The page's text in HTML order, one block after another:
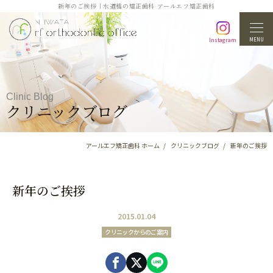
新年のご挨拶｜水道橋の矯正歯科 アールエフ矯正歯科
Instagram MENU
Clinic Blog
クリニックブログ
アールエフ矯正歯科 ホーム クリニックブログ 新年のご挨拶
新年のご挨拶
2015.01.04
クリニックからのご案内